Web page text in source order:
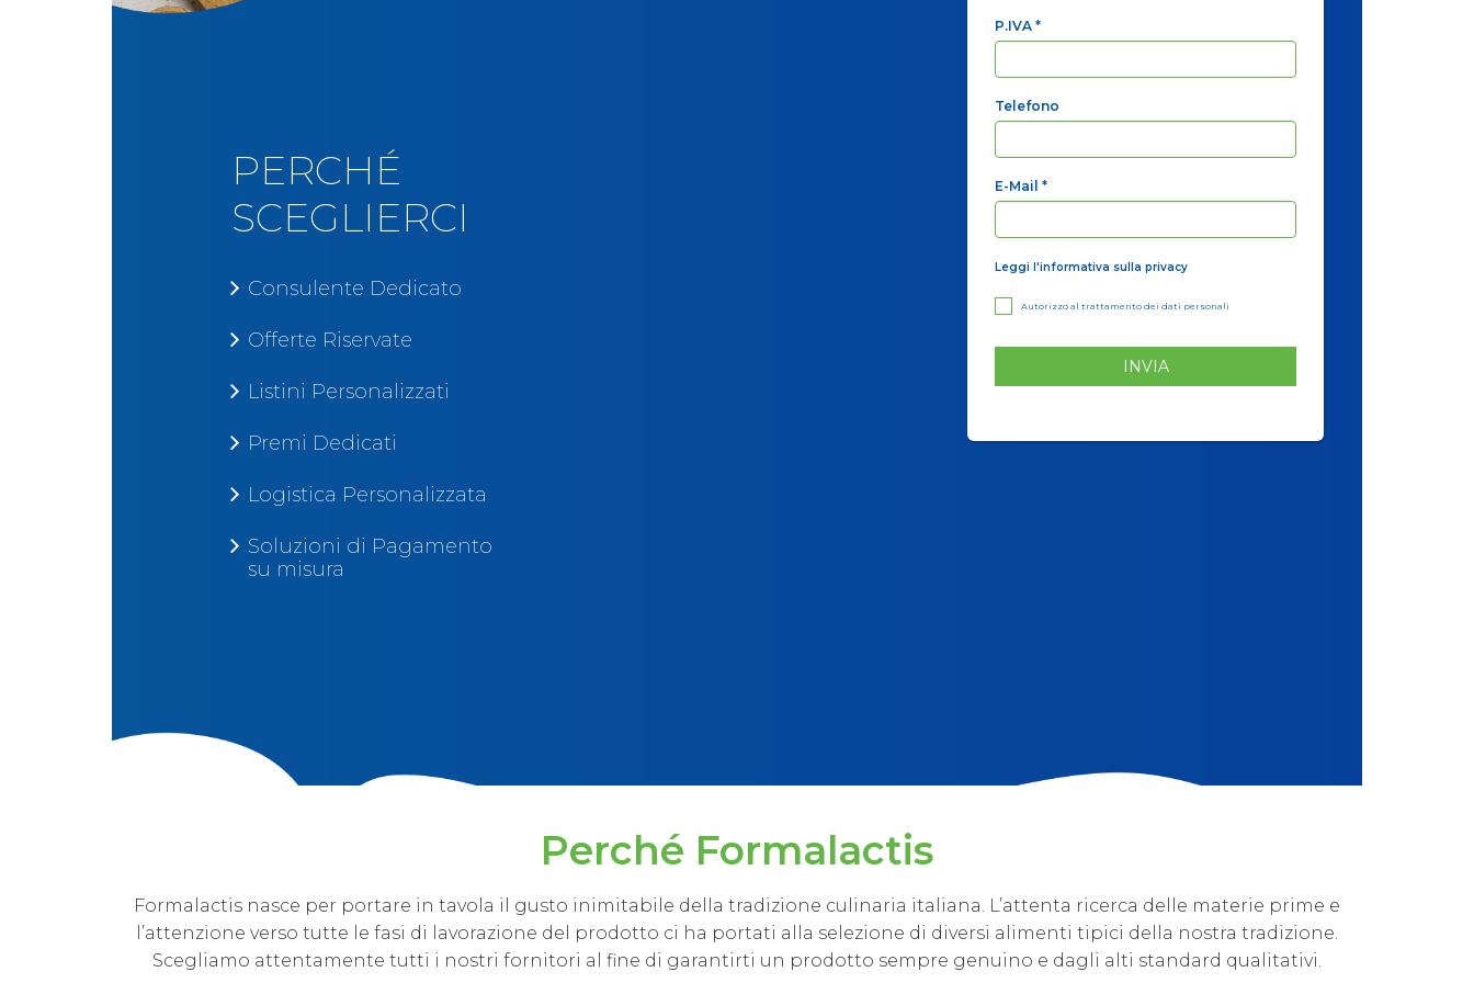
PERCHÉ
SCEGLIERCI
Consulente Dedicato
Offerte Riservate
Listini Personalizzati
Premi Dedicati
Logistica Personalizzata
Soluzioni di Pagamento
su misura
P.IVA *
Telefono
E-Mail *
Leggi l'informativa sulla privacy
Autorizzo al trattamento dei dati personali
INVIA
Perché Formalactis
Formalactis nasce per portare in tavola il gusto inimitabile della tradizione culinaria italiana. L’attenta ricerca delle materie prime e
l’attenzione verso tutte le fasi di lavorazione del prodotto ci ha portati alla selezione di diversi alimenti tipici della nostra tradizione.
Scegliamo attentamente tutti i nostri fornitori al fine di garantirti un prodotto sempre genuino e dagli alti standard qualitativi.